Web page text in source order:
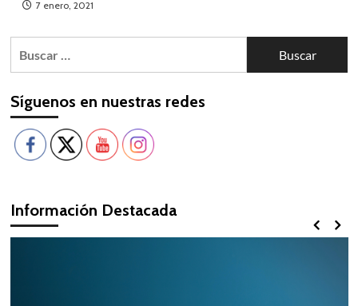
7 enero, 2021
Síguenos en nuestras redes
Información Destacada